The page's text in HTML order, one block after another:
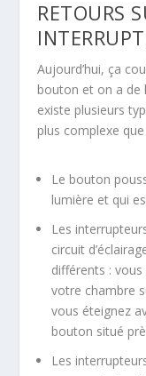
RETOURS
Aujourd’hui, ça
bouton et on a de
existe plusieurs
plus complexe que
Le bouton
lumière et qui
Les
circuit
différents :
votre chambre
vous éteignez
bouton situé
Les